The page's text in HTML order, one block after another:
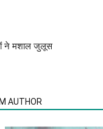
ने मशाल जुलूस
AUTHOR